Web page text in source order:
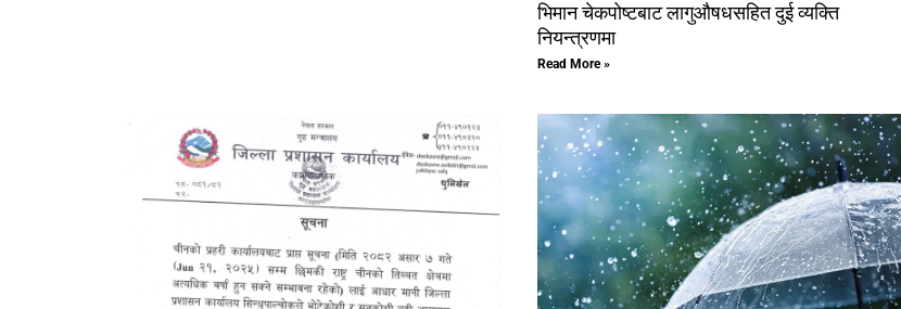
भिमान चेकपोष्टबाट लागुऔषधसहित दुई व्यक्ति
नियन्त्रणमा
Read More »